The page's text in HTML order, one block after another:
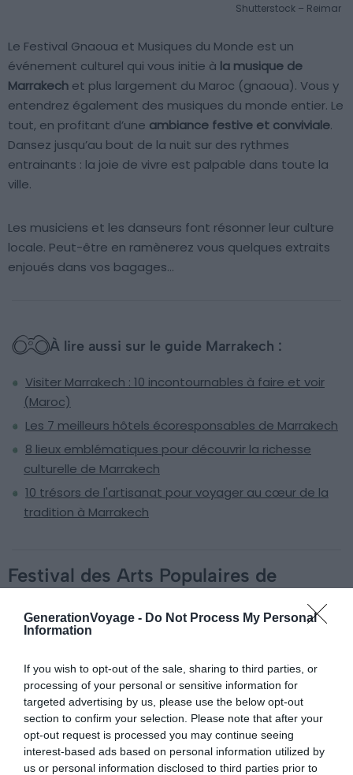
GenerationVoyage - Do Not Process My Personal
Information
If you wish to opt-out of the sale, sharing to third parties, or
processing of your personal or sensitive information for
targeted advertising by us, please use the below opt-out
section to confirm your selection. Please note that after your
opt-out request is processed you may continue seeing
interest-based ads based on personal information utilized by
us or personal information disclosed to third parties prior to
Shutterstock – Reimar
Le Festival Gnaoua et Musiques du Monde est un
événement culturel qui vous initie à la musique de
Marrakech et plus largement du Maroc (gnaoua). Vous y
entendrez également des musiques du monde entier. Le
tout, en profitant d’une ambiance festive et conviviale.
Dansez jusqu’au bout de la nuit sur des rythmes
entrainants : la joie de vivre est palpable dans toute la
ville.
Les musiciens et les danseurs font résonner leur culture
locale. Peut-être en ramènerez vous quelques extraits
enjoués dans vos bagages…
À lire aussi sur le guide Marrakech :
Visiter Marrakech : 10 incontournables à faire et voir
(Maroc)
Les 7 meilleurs hôtels écoresponsables de Marrakech
8 lieux emblématiques pour découvrir la richesse
culturelle de Marrakech
10 trésors de l'artisanat pour voyager au cœur de la
tradition à Marrakech
Festival des Arts Populaires de
Berbère